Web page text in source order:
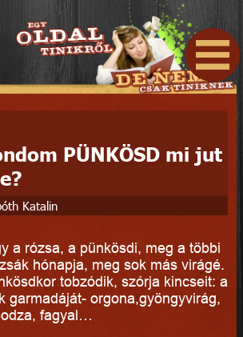
PÜNKÖSD mi jut
Katalin
a rózsa, a pünkösdi, meg a többi
hónapja, meg sok más virágé.
tobzódik, szórja kincseit: a
garmadáját- orgona,gyöngyvirág,
fagyal…